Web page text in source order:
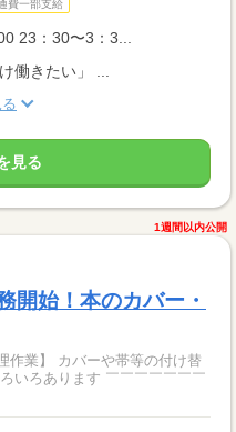
費一部支給
23：30〜3：3...
働きたい」 ...
見る
1週間以内公開
始！本のカバー・
等の付け替